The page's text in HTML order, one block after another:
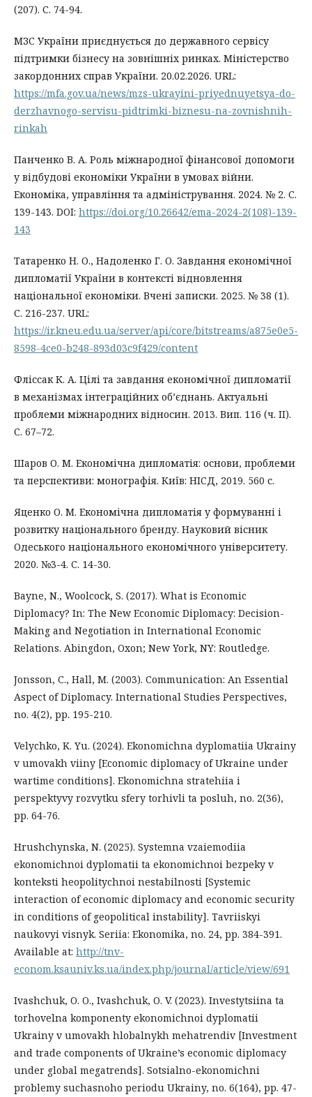
(207). С. 74-94.
МЗС України приєднується до державного сервісу
підтримки бізнесу на зовнішніх ринках. Міністерство
закордонних справ України. 20.02.2026. URL:
https://mfa.gov.ua/news/mzs-ukrayini-priyednuyetsya-do-
derzhavnogo-servisu-pidtrimki-biznesu-na-zovnishnih-
rinkah
Панченко В. А. Роль міжнародної фінансової допомоги
у відбудові економіки України в умовах війни.
Економіка, управління та адміністрування. 2024. № 2. С.
139-143. DOI: https://doi.org/10.26642/ema-2024-2(108)-139-
143
Татаренко Н. О., Надоленко Г. О. Завдання економічної
дипломатії України в контексті відновлення
національної економіки. Вчені записки. 2025. № 38 (1).
С. 216-237. URL:
https://ir.kneu.edu.ua/server/api/core/bitstreams/a875e0e5-
8598-4ce0-b248-893d03c9f429/content
Фліссак К. А. Цілі та завдання економічної дипломатії
в механізмах інтеграційних об’єднань. Актуальні
проблеми міжнародних відносин. 2013. Вип. 116 (ч. II).
С. 67–72.
Шаров О. М. Економічна дипломатія: основи, проблеми
та перспективи: монографія. Київ: НІСД, 2019. 560 с.
Яценко О. М. Економічна дипломатія у формуванні і
розвитку національного бренду. Науковий вісник
Одеського національного економічного університету.
2020. №3-4. С. 14-30.
Bayne, N., Woolcock, S. (2017). What is Economic
Diplomacy? In: The New Economic Diplomacy: Decision-
Making and Negotiation in International Economic
Relations. Abingdon, Oxon; New York, NY: Routledge.
Jonsson, C., Hall, M. (2003). Communication: An Essential
Aspect of Diplomacy. International Studies Perspectives,
no. 4(2), pp. 195-210.
Velychko, K. Yu. (2024). Ekonomichna dyplomatiia Ukrainy
v umovakh viiny [Economic diplomacy of Ukraine under
wartime conditions]. Ekonomichna stratehiia i
perspektyvy rozvytku sfery torhivli ta posluh, no. 2(36),
pp. 64-76.
Hrushchynska, N. (2025). Systemna vzaiemodiia
ekonomichnoi dyplomatii ta ekonomichnoi bezpeky v
konteksti heopolitychnoi nestabilnosti [Systemic
interaction of economic diplomacy and economic security
in conditions of geopolitical instability]. Tavriiskyi
naukovyi visnyk. Seriia: Ekonomika, no. 24, pp. 384-391.
Available at: http://tnv-
econom.ksauniv.ks.ua/index.php/journal/article/view/691
Ivashchuk, O. O., Ivashchuk, O. V. (2023). Investytsiina ta
torhovelna komponenty ekonomichnoi dyplomatii
Ukrainy v umovakh hlobalnykh mehatrendiv [Investment
and trade components of Ukraine’s economic diplomacy
under global megatrends]. Sotsialno-ekonomichni
problemy suchasnoho periodu Ukrainy, no. 6(164), pp. 47-